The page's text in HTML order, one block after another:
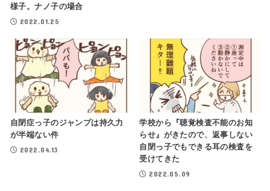
様子。ナノ子の場合
2022.01.25
自閉症っ子のジャンプは持久力
が半端ない件
2022.04.13
学校から『聴覚検査不能のお知
らせ』がきたので、返事しない
自閉っ子でもできる耳の検査を
受けてきた
2022.05.09